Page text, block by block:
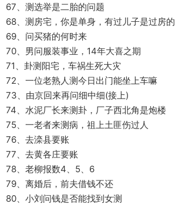
67、测选举是二胎的问题
68、测房宅，你是单身，有过儿子是过房的
69、问买猪的何时来
70、男问服装事业，14年大喜之期
71、卦测阳宅，车祸生死大灾
72、一位老熟人测今日出门能坐上车嘛
73、由京回来再问细中细(接上)
74、水泥厂长来测卦，厂子西北角是炮楼
75、一老者来测病，祖上土匪伤过人
76、去滦县要账
77、去黄各庄要账
78、老柳报数4、5、6
79、离婚后，前夫借钱不还
80、小刘问钱是否能找到女测